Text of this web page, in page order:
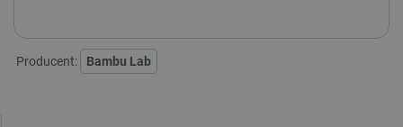
Producent: Bambu Lab